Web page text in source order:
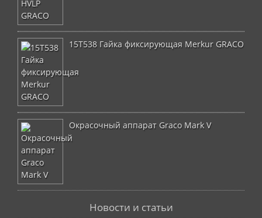
15T538 Гайка фиксирующая Merkur GRACO
Окрасочный аппарат Graco Mark V
Новости и статьи